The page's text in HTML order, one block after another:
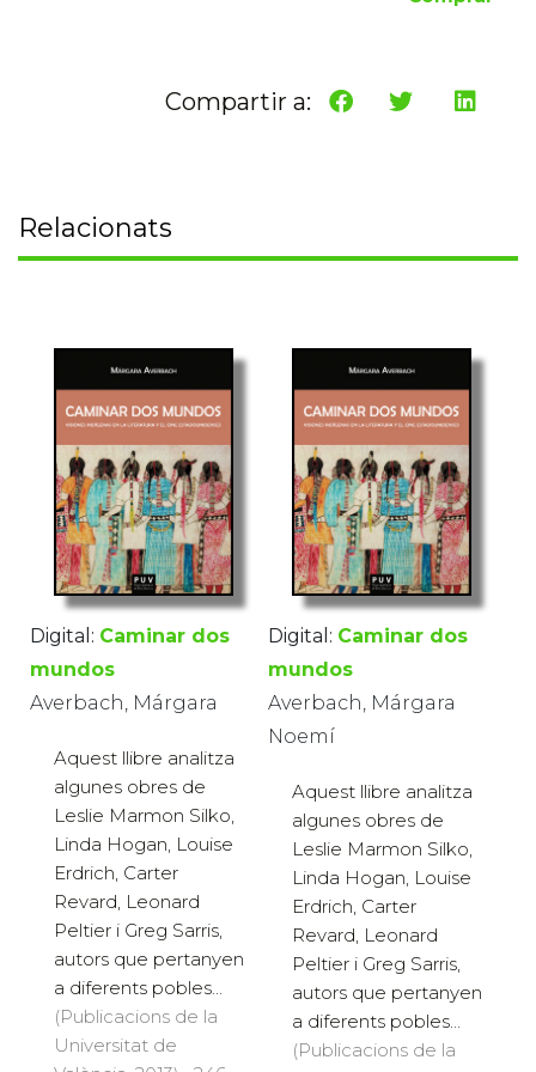
Compartir a:
Relacionats
Digital: Caminar dos
mundos
Averbach, Márgara
Aquest llibre analitza
algunes obres de
Leslie Marmon Silko,
Linda Hogan, Louise
Erdrich, Carter
Revard, Leonard
Peltier i Greg Sarris,
autors que pertanyen
a diferents pobles...
(Publicacions de la
Universitat de
Digital: Caminar dos
mundos
Averbach, Márgara
Noemí
Aquest llibre analitza
algunes obres de
Leslie Marmon Silko,
Linda Hogan, Louise
Erdrich, Carter
Revard, Leonard
Peltier i Greg Sarris,
autors que pertanyen
a diferents pobles...
(Publicacions de la